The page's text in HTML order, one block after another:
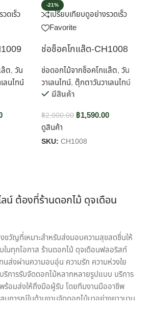
ดเร็ว
ต, วัน
ลนไทน์
-21%
เปรียบเทียบดูอย่างรวดเร็ว
Favorite
ช่อช็อคโกแล๊ต-CH1008
ช่อดอกไม้จากช็อคโกแล๊ต, วัน
วาเลนไทน์, ตุ๊กตาวันวาเลนไทน์
มีสินค้า
฿2,000.00 ฿1,590.00
ดูสินค้า
SKU: CH1008
น์ ต้องที่ร้านดอกไม้ ดุจเดือน
ขวัญที่เหมาะสำหรับส่งมอบความสุขสดชื่นให้
นทุกโอกาส ร้านดอกไม้ ดุจเดือนฟลอริสท์
นส่งผ่านความอบอุ่น ความรัก ความห่วงใย
การรับจัดดอกไม้หลากหลายรูปแบบ บริการ
ร้อมส่งให้ถึงมือผู้รับ โดยทีมงานมืออาชีพ
บการณ์ในด้านงานจัดดอกไม้มาอย่างยาวนาน